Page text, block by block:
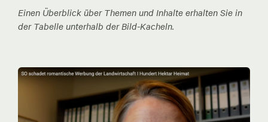
Einen Überblick über Themen und Inhalte erhalten Sie in
der Tabelle unterhalb der Bild-Kacheln.